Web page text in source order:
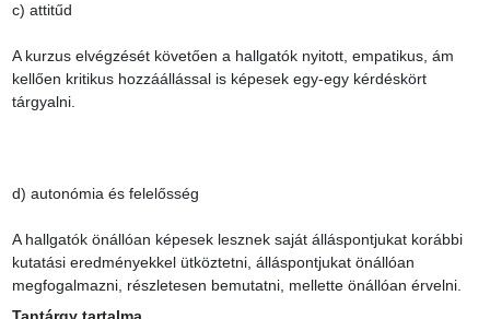
c) attitűd
A kurzus elvégzését követően a hallgatók nyitott, empatikus, ám
kellően kritikus hozzáállással is képesek egy-egy kérdéskört
tárgyalni.
d) autonómia és felelősség
A hallgatók önállóan képesek lesznek saját álláspontjukat korábbi
kutatási eredményekkel ütköztetni, álláspontjukat önállóan
megfogalmazni, részletesen bemutatni, mellette önállóan érvelni.